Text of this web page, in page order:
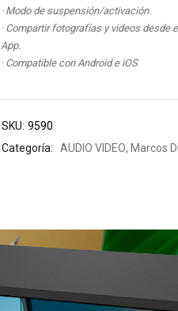
· Modo de suspensión/activación.
· Compartir fotografías y videos desde
App.
· Compatible con Android e iOS
SKU: 9590
Categoría:
AUDIO VIDEO, Marcos